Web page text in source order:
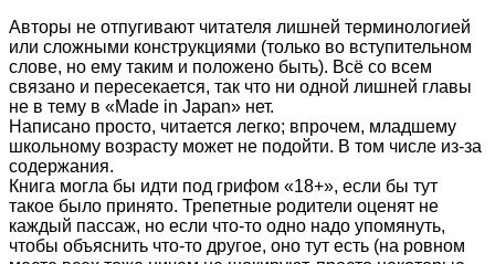
Авторы не отпугивают читателя лишней терминологией
или сложными конструкциями (только во вступительном
слове, но ему таким и положено быть). Всё со всем
связано и пересекается, так что ни одной лишней главы
не в тему в «Made in Japan» нет.
Написано просто, читается легко; впрочем, младшему
школьному возрасту может не подойти. В том числе из-за
содержания.
Книга могла бы идти под грифом «18+», если бы тут
такое было принято. Трепетные родители оценят не
каждый пассаж, но если что-то одно надо упомянуть,
чтобы объяснить что-то другое, оно тут есть (на ровном